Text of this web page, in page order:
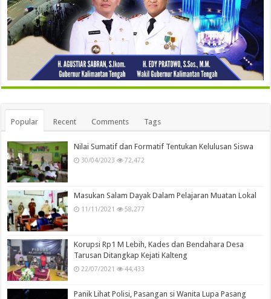
Popular Recent Comments Tags
Nilai Sumatif dan Formatif Tentukan Kelulusan Siswa
30/04/2023 72,472
Masukan Salam Dayak Dalam Pelajaran Muatan Lokal
11/11/2021 58,277
Korupsi Rp1 M Lebih, Kades dan Bendahara Desa
Tarusan Ditangkap Kejati Kalteng
22/07/2021 44,433
Panik Lihat Polisi, Pasangan si Wanita Lupa Pasang